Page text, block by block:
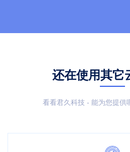
还在使用其它
看看君久科技 - 能为您提供